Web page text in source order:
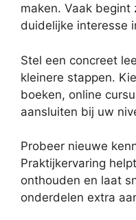
maken. Vaak
duidelijke interesse
Stel een concreet
kleinere stappen.
boeken, online
aansluiten bij uw
Probeer nieuwe
Praktijkervaring
onthouden en laat
onderdelen extra